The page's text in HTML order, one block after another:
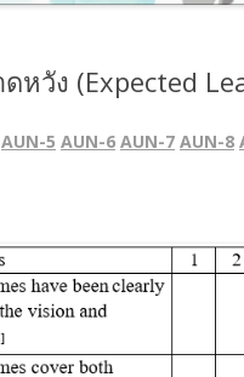
2561
2560
รายงานการประเมินตนเอง
หวัง (Expected
AUN-5 AUN-6 AUN-7 AUN-8